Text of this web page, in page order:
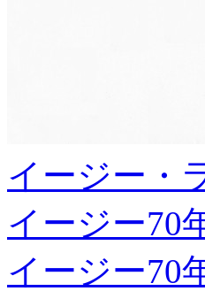
イージー・
イージー70
イージー70